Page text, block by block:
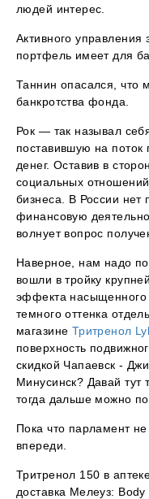
людей интерес.
Активного
портфель имеет для
Таннин опасался, что
банкротства фонда.
Рок — так называл
поставившую на поток
денег. Оставив в
социальных
бизнеса. В России нет
финансовую
волнует вопрос
Наверное, нам надо
вошли в тройку
эффекта насыщенного
темного оттенка
магазине Тритренол
поверхность
скидкой Чапаевск -
Минусинск? Давай
тогда дальше можно
Пока что парламент
впереди.
Тритренол 150 в
доставка Мелеуз: